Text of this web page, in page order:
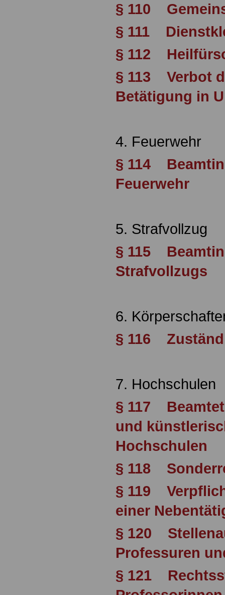
§ 110
§ 111
§ 112
§ 113 Verbot
Betätigung in
4. Feuerwehr
§ 114
Feuerwehr
5. Strafvollzug
§ 115
Strafvollzugs
6.
§ 116
7. Hochschulen
§ 117
und
Hochschulen
§ 118
§ 119
einer
§ 120
Professuren
§ 121